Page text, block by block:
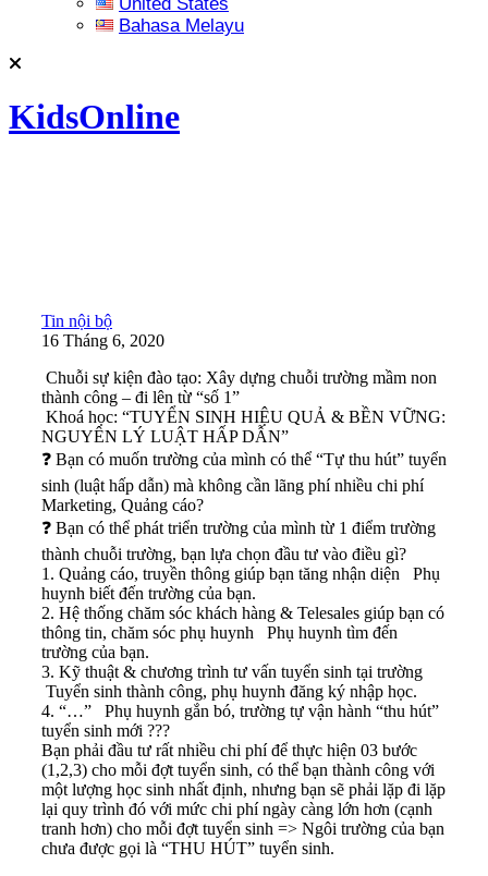
Bahasa Melayu
KidsOnline
Tin nội bộ
16 Tháng 6, 2020
Chuỗi sự kiện đào tạo: Xây dựng chuỗi trường mầm non
thành công – đi lên từ “số 1”
Khoá học: “TUYỂN SINH HIỆU QUẢ & BỀN VỮNG:
NGUYÊN LÝ LUẬT HẤP DẪN”
❓ Bạn có muốn trường của mình có thể “Tự thu hút” tuyển
sinh (luật hấp dẫn) mà không cần lãng phí nhiều chi phí
Marketing, Quảng cáo?
❓ Bạn có thể phát triển trường của mình từ 1 điểm trường
thành chuỗi trường, bạn lựa chọn đầu tư vào điều gì?
1. Quảng cáo, truyền thông giúp bạn tăng nhận diện
Phụ
huynh biết đến trường của bạn.
2. Hệ thống chăm sóc khách hàng & Telesales giúp bạn có
thông tin, chăm sóc phụ huynh
Phụ huynh tìm đến
trường của bạn.
3. Kỹ thuật & chương trình tư vấn tuyển sinh tại trường
Tuyển sinh thành công, phụ huynh đăng ký nhập học.
4. “…”
Phụ huynh gắn bó, trường tự vận hành “thu hút”
tuyển sinh mới ???
Bạn phải đầu tư rất nhiều chi phí để thực hiện 03 bước
(1,2,3) cho mỗi đợt tuyển sinh, có thể bạn thành công với
một lượng học sinh nhất định, nhưng bạn sẽ phải lặp đi lặp
lại quy trình đó với mức chi phí ngày càng lớn hơn (cạnh
tranh hơn) cho mỗi đợt tuyển sinh => Ngôi trường của bạn
chưa được gọi là “THU HÚT” tuyển sinh.